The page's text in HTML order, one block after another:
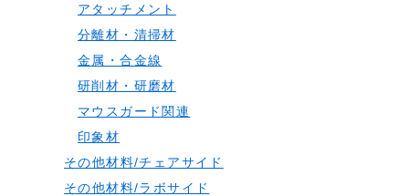
アタッチメント
分離材・清掃材
金属・合金線
研削材・研磨材
マウスガード関連
印象材
その他材料/チェアサイド
その他材料/ラボサイド